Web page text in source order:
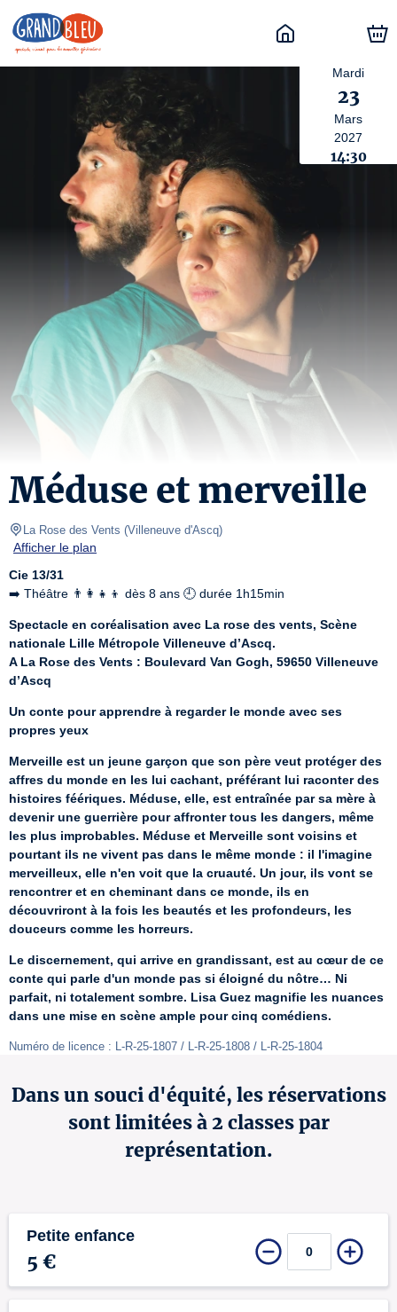
Mardi
23
Mars
2027
14:30
Méduse et merveille
La Rose des Vents (Villeneuve d'Ascq)
Afficher le plan
Cie 13/31
➡️ Théâtre 👨‍👩‍👧‍👦 dès 8 ans 🕘 durée 1h15min
Spectacle en coréalisation avec La rose des vents, Scène
nationale Lille Métropole Villeneuve d’Ascq.
A La Rose des Vents : Boulevard Van Gogh, 59650 Villeneuve
d’Ascq
Un conte pour apprendre à regarder le monde avec ses
propres yeux
Merveille est un jeune garçon que son père veut protéger des
affres du monde en les lui cachant, préférant lui raconter des
histoires féériques. Méduse, elle, est entraînée par sa mère à
devenir une guerrière pour affronter tous les dangers, même
les plus improbables. Méduse et Merveille sont voisins et
pourtant ils ne vivent pas dans le même monde : il l'imagine
merveilleux, elle n'en voit que la cruauté. Un jour, ils vont se
rencontrer et en cheminant dans ce monde, ils en
découvriront à la fois les beautés et les profondeurs, les
douceurs comme les horreurs.
Le discernement, qui arrive en grandissant, est au cœur de ce
conte qui parle d'un monde pas si éloigné du nôtre… Ni
parfait, ni totalement sombre. Lisa Guez magnifie les nuances
dans une mise en scène ample pour cinq comédiens.
Numéro de licence : L-R-25-1807 / L-R-25-1808 / L-R-25-1804
Dans un souci d'équité, les réservations
sont limitées à 2 classes par
représentation.
Petite enfance
5 €